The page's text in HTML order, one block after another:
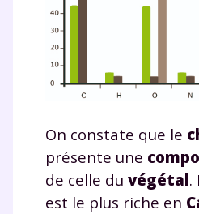
On constate que le
présente une
de celle du végétal.
est le plus riche en
Envie de
année